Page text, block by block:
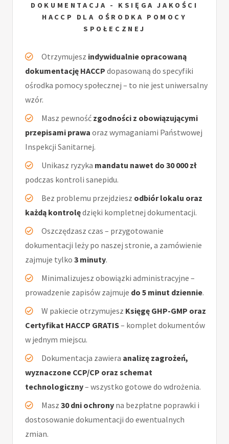
DOKUMENTACJA - KSIĘGA JAKOŚCI
HACCP DLA OŚRODKA POMOCY
SPOŁECZNEJ
Otrzymujesz indywidualnie opracowaną
dokumentację HACCP dopasowaną do specyfiki
ośrodka pomocy społecznej – to nie jest uniwersalny
wzór.
Masz pewność zgodności z obowiązującymi
przepisami prawa oraz wymaganiami Państwowej
Inspekcji Sanitarnej.
Unikasz ryzyka mandatu nawet do 30 000 zł
podczas kontroli sanepidu.
Bez problemu przejdziesz odbiór lokalu oraz
każdą kontrolędzięki kompletnej dokumentacji.
Oszczędzasz czas – przygotowanie
dokumentacji leży po naszej stronie, a zamówienie
zajmuje tylko 3 minuty.
Minimalizujesz obowiązki administracyjne –
prowadzenie zapisów zajmuje do 5 minut dziennie.
W pakiecie otrzymujesz Księgę GHP-GMP oraz
Certyfikat HACCP GRATIS– komplet dokumentów
w jednym miejscu.
Dokumentacja zawiera analizę zagrożeń,
wyznaczone CCP/CP oraz schemat
technologiczny– wszystko gotowe do wdrożenia.
Masz 30 dni ochrony na bezpłatne poprawki i
dostosowanie dokumentacji do ewentualnych
zmian.